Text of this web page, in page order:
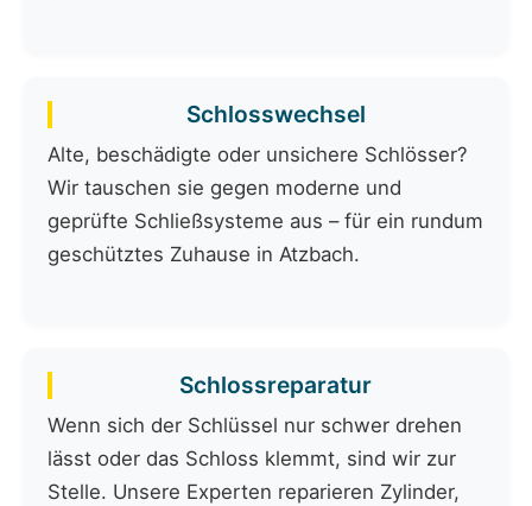
Schlosswechsel
Alte, beschädigte oder unsichere Schlösser?
Wir tauschen sie gegen moderne und
geprüfte Schließsysteme aus – für ein rundum
geschütztes Zuhause in Atzbach.
Schlossreparatur
Wenn sich der Schlüssel nur schwer drehen
lässt oder das Schloss klemmt, sind wir zur
Stelle. Unsere Experten reparieren Zylinder,